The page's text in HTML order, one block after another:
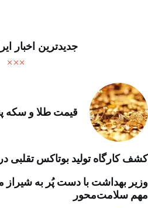
جدیدترین اخبار
قیمت طلا و سکه
کشف کارگاه تولید بوتاکس تقلبی
وزیر بهداشت با دست پُر به شیراز
مهم سلامت‌محور